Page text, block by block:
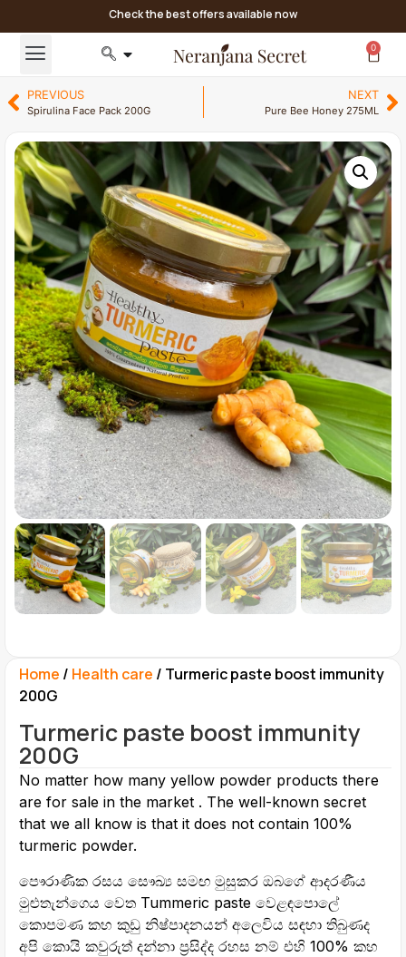
Check the best offers available now
0
PREVIOUS
Spirulina Face Pack 200G
NEXT
Pure Bee Honey 275ML
Home / Health care / Turmeric paste boost immunity
200G
Turmeric paste boost immunity
200G
No matter how many yellow powder products there
are for sale in the market . The well-known secret
that we all know is that it does not contain 100%
turmeric powder.
පෞරාණික රසය සෞඛ්‍ය සමඟ මුසුකර ඔබගේ ආදරණීය
මුළුතැන්ගෙය වෙත Tummeric paste වෙළඳපොලේ
කොපමණ කහ කුඩු නිෂ්පාදනයන් අලෙවිය සඳහා තිබුණද
අපි කොයි කවුරුත් දන්නා ප්‍රසිද්ද රහස නම් එහි 100% කහ